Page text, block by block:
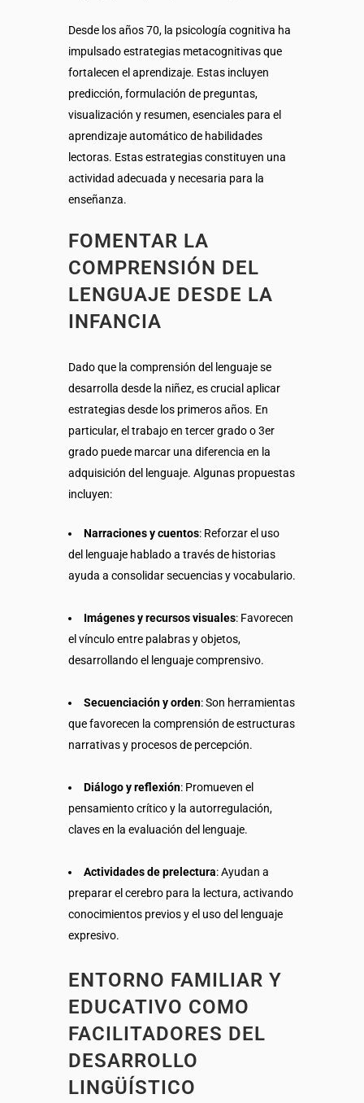
Desde los años 70, la psicología cognitiva ha
impulsado estrategias metacognitivas que
fortalecen el aprendizaje. Estas incluyen
predicción, formulación de preguntas,
visualización y resumen, esenciales para el
aprendizaje automático de habilidades
lectoras. Estas estrategias constituyen una
actividad adecuada y necesaria para la
enseñanza.
FOMENTAR LA
COMPRENSIÓN DEL
LENGUAJE DESDE LA
INFANCIA
Dado que la comprensión del lenguaje se
desarrolla desde la niñez, es crucial aplicar
estrategias desde los primeros años. En
particular, el trabajo en tercer grado o 3er
grado puede marcar una diferencia en la
adquisición del lenguaje. Algunas propuestas
incluyen:
Narraciones y cuentos: Reforzar el uso
del lenguaje hablado a través de historias
ayuda a consolidar secuencias y vocabulario.
Imágenes y recursos visuales: Favorecen
el vínculo entre palabras y objetos,
desarrollando el lenguaje comprensivo.
Secuenciación y orden: Son herramientas
que favorecen la comprensión de estructuras
narrativas y procesos de percepción.
Diálogo y reflexión: Promueven el
pensamiento crítico y la autorregulación,
claves en la evaluación del lenguaje.
Actividades de prelectura: Ayudan a
preparar el cerebro para la lectura, activando
conocimientos previos y el uso del lenguaje
expresivo.
ENTORNO FAMILIAR Y
EDUCATIVO COMO
FACILITADORES DEL
DESARROLLO
LINGÜÍSTICO